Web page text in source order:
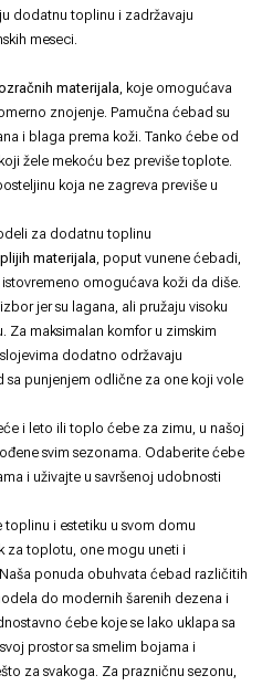
dodatnu toplinu i zadržavaju
meseci.
materijala, koje omogućava
znojenje. Pamučna ćebad su
i blaga prema koži. Tanko ćebe od
žele mekoću bez previše toplote.
koja ne zagreva previše u
za dodatnu toplinu
materijala, poput vunene ćebadi,
omogućava koži da diše.
jer su lagana, ali pružaju visoku
maksimalan komfor u zimskim
dodatno održavaju
sa punjenjem odlične za one koji vole
i leto ili toplo ćebe za zimu, u našoj
svim sezonama. Odaberite ćebe
i uživajte u savršenoj udobnosti
i estetiku u svom domu
za toplotu, one mogu uneti i
ponuda obuhvata ćebad različitih
do modernih šarenih dezena i
ćebe koje se lako uklapa sa
prostor sa smelim bojama i
za svakoga. Za prazničnu sezonu,